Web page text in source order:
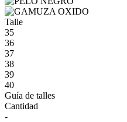
Talle
35
36
37
38
39
40
Guía de talles
Cantidad
-